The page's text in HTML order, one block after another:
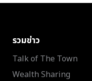
รวมข่าว
Talk of The Town
Wealth Sharing